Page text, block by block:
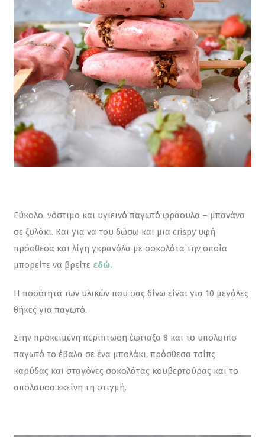
Εύκολο, νόστιμο και υγιεινό παγωτό φράουλα – μπανάνα
σε ξυλάκι. Και για να του δώσω και μια crispy υφή
πρόσθεσα και λίγη γκρανόλα με σοκολάτα την οποία
μπορείτε να βρείτε εδώ.
Η ποσότητα των υλικών που σας δίνω είναι για 10 μεγάλες
θήκες για παγωτό.
Στην προκειμένη περίπτωση έφτιαξα 8 και το υπόλοιπο
παγωτό το έβαλα σε ένα μπολάκι, πρόσθεσα τσίπς
καρύδας και σταγόνες σοκολάτας κουβερτούρας και το
απόλαυσα εκείνη τη στιγμή.